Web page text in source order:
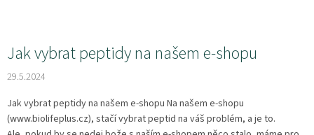
Jak vybrat peptidy na našem e-shopu
29.5.2024
Jak vybrat peptidy na našem e-shopu Na našem e-shopu
(www.biolifeplus.cz), stačí vybrat peptid na váš problém, a je to.